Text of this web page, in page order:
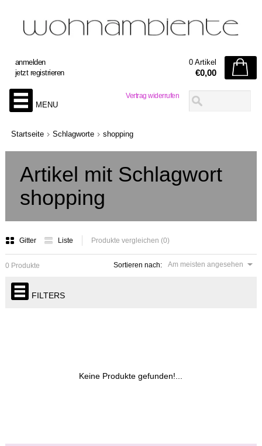
Vertrag widerrufen
anmelden
jetzt registrieren
0 Artikel
€0,00
MENU
Startseite Schlagworte shopping
Artikel mit Schlagwort
shopping
Gitter Liste Produkte vergleichen (0)
Sortieren nach: Am meisten angesehen
0 Produkte
FILTERS
Keine Produkte gefunden!...